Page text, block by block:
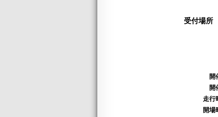
受付場所
開
開
走行
開場